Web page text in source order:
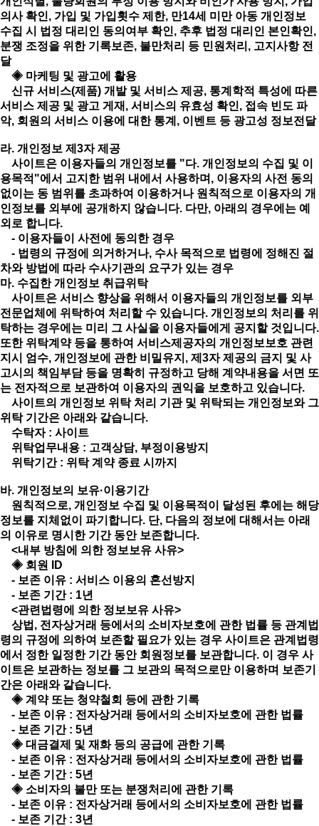
의사 확인, 가입 및 가입횟수 제한, 만14세 미만 아동 개인정보
수집 시 법정 대리인 동의여부 확인, 추후 법정 대리인 본인확인,
분쟁 조정을 위한 기록보존, 불만처리 등 민원처리, 고지사항 전
달
◈ 마케팅 및 광고에 활용
신규 서비스(제품) 개발 및 서비스 제공, 통계학적 특성에 따른
서비스 제공 및 광고 게재, 서비스의 유효성 확인, 접속 빈도 파
악, 회원의 서비스 이용에 대한 통계, 이벤트 등 광고성 정보전달
라. 개인정보 제3자 제공
사이트은 이용자들의 개인정보를 "다. 개인정보의 수집 및 이
용목적"에서 고지한 범위 내에서 사용하며, 이용자의 사전 동의
없이는 동 범위를 초과하여 이용하거나 원칙적으로 이용자의 개
인정보를 외부에 공개하지 않습니다. 다만, 아래의 경우에는 예
외로 합니다.
- 이용자들이 사전에 동의한 경우
- 법령의 규정에 의거하거나, 수사 목적으로 법령에 정해진 절
차와 방법에 따라 수사기관의 요구가 있는 경우
마. 수집한 개인정보 취급위탁
사이트은 서비스 향상을 위해서 이용자들의 개인정보를 외부
전문업체에 위탁하여 처리할 수 있습니다. 개인정보의 처리를 위
탁하는 경우에는 미리 그 사실을 이용자들에게 공지할 것입니다.
또한 위탁계약 등을 통하여 서비스제공자의 개인정보보호 관련
지시 엄수, 개인정보에 관한 비밀유지, 제3자 제공의 금지 및 사
고시의 책임부담 등을 명확히 규정하고 당해 계약내용을 서면 또
는 전자적으로 보관하여 이용자의 권익을 보호하고 있습니다.
사이트의 개인정보 위탁 처리 기관 및 위탁되는 개인정보와 그
위탁 기간은 아래와 같습니다.
수탁자 : 사이트
위탁업무내용 : 고객상담, 부정이용방지
위탁기간 : 위탁 계약 종료 시까지
바. 개인정보의 보유·이용기간
원칙적으로, 개인정보 수집 및 이용목적이 달성된 후에는 해당
정보를 지체없이 파기합니다. 단, 다음의 정보에 대해서는 아래
의 이유로 명시한 기간 동안 보존합니다.
<내부 방침에 의한 정보보유 사유>
◈ 회원 ID
- 보존 이유 : 서비스 이용의 혼선방지
- 보존 기간 : 1년
<관련법령에 의한 정보보유 사유>
상법, 전자상거래 등에서의 소비자보호에 관한 법률 등 관계법
령의 규정에 의하여 보존할 필요가 있는 경우 사이트은 관계법령
에서 정한 일정한 기간 동안 회원정보를 보관합니다. 이 경우 사
이트은 보관하는 정보를 그 보관의 목적으로만 이용하며 보존기
간은 아래와 같습니다.
◈ 계약 또는 청약철회 등에 관한 기록
- 보존 이유 : 전자상거래 등에서의 소비자보호에 관한 법률
- 보존 기간 : 5년
◈ 대금결제 및 재화 등의 공급에 관한 기록
- 보존 이유 : 전자상거래 등에서의 소비자보호에 관한 법률
- 보존 기간 : 5년
◈ 소비자의 불만 또는 분쟁처리에 관한 기록
- 보존 이유 : 전자상거래 등에서의 소비자보호에 관한 법률
- 보존 기간 : 3년